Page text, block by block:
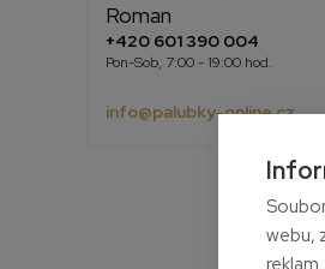
Roman
+420 601 390 004
Pon-Sob, 7:00 - 19:00 hod.
info@palubky-online.cz
webu,
reklam.